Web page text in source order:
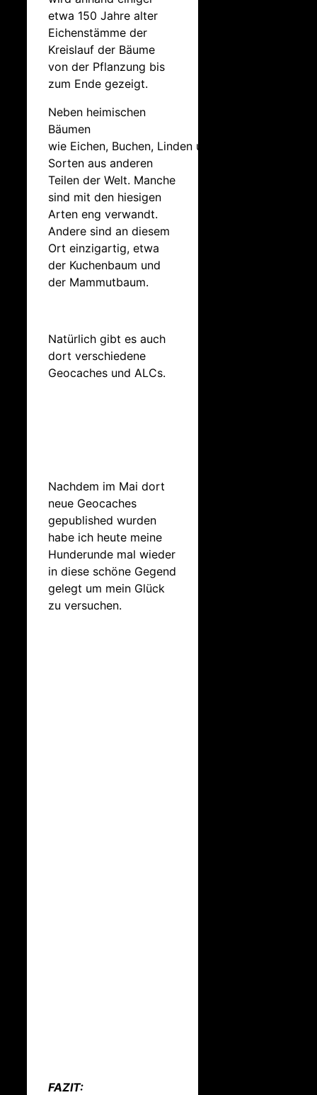
etwa 150 Jahre alter
Eichenstämme der
Kreislauf der Bäume
von der Pflanzung bis
zum Ende gezeigt.
Neben heimischen
Bäumen
wie Eichen, Buchen, Linden und Ahorn kommen
Sorten aus anderen
Teilen der Welt. Manche
sind mit den hiesigen
Arten eng verwandt.
Andere sind an diesem
Ort einzigartig, etwa
der Kuchenbaum und
der Mammutbaum.
Natürlich gibt es auch
dort verschiedene
Geocaches und ALCs.
Nachdem im Mai dort
neue Geocaches
gepublished wurden
habe ich heute meine
Hunderunde mal wieder
in diese schöne Gegend
gelegt um mein Glück
zu versuchen.
FAZIT: